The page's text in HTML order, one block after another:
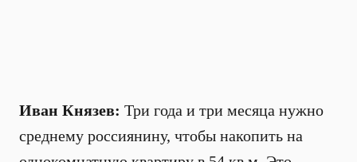
Иван Князев: Три года и три месяца нужно
среднему россиянину, чтобы накопить на